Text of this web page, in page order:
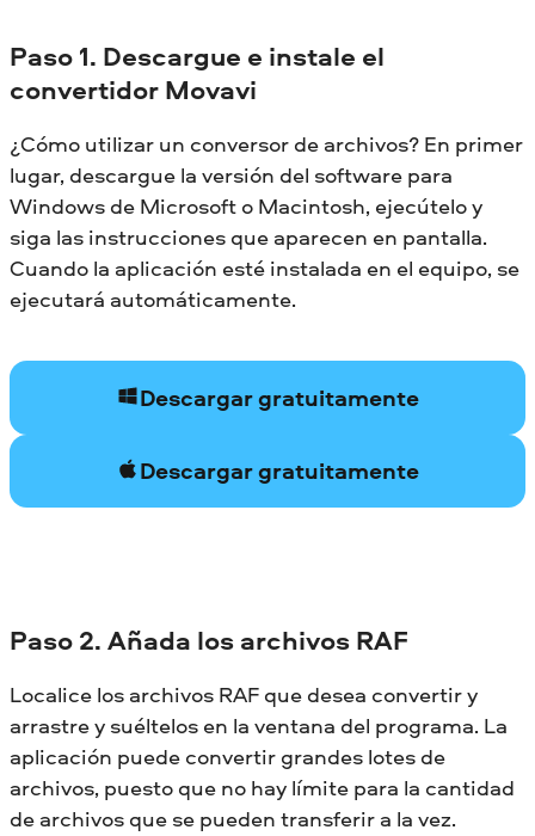
Paso 1. Descargue e instale el
convertidor Movavi
¿Cómo utilizar un conversor de archivos? En primer
lugar, descargue la versión del software para
Windows de Microsoft o Macintosh, ejecútelo y
siga las instrucciones que aparecen en pantalla.
Cuando la aplicación esté instalada en el equipo, se
ejecutará automáticamente.
Descargar gratuitamente
Descargar gratuitamente
Paso 2. Añada los archivos RAF
Localice los archivos RAF que desea convertir y
arrastre y suéltelos en la ventana del programa. La
aplicación puede convertir grandes lotes de
archivos, puesto que no hay límite para la cantidad
de archivos que se pueden transferir a la vez.